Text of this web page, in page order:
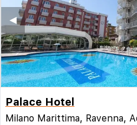
◀︎
Palace Hotel